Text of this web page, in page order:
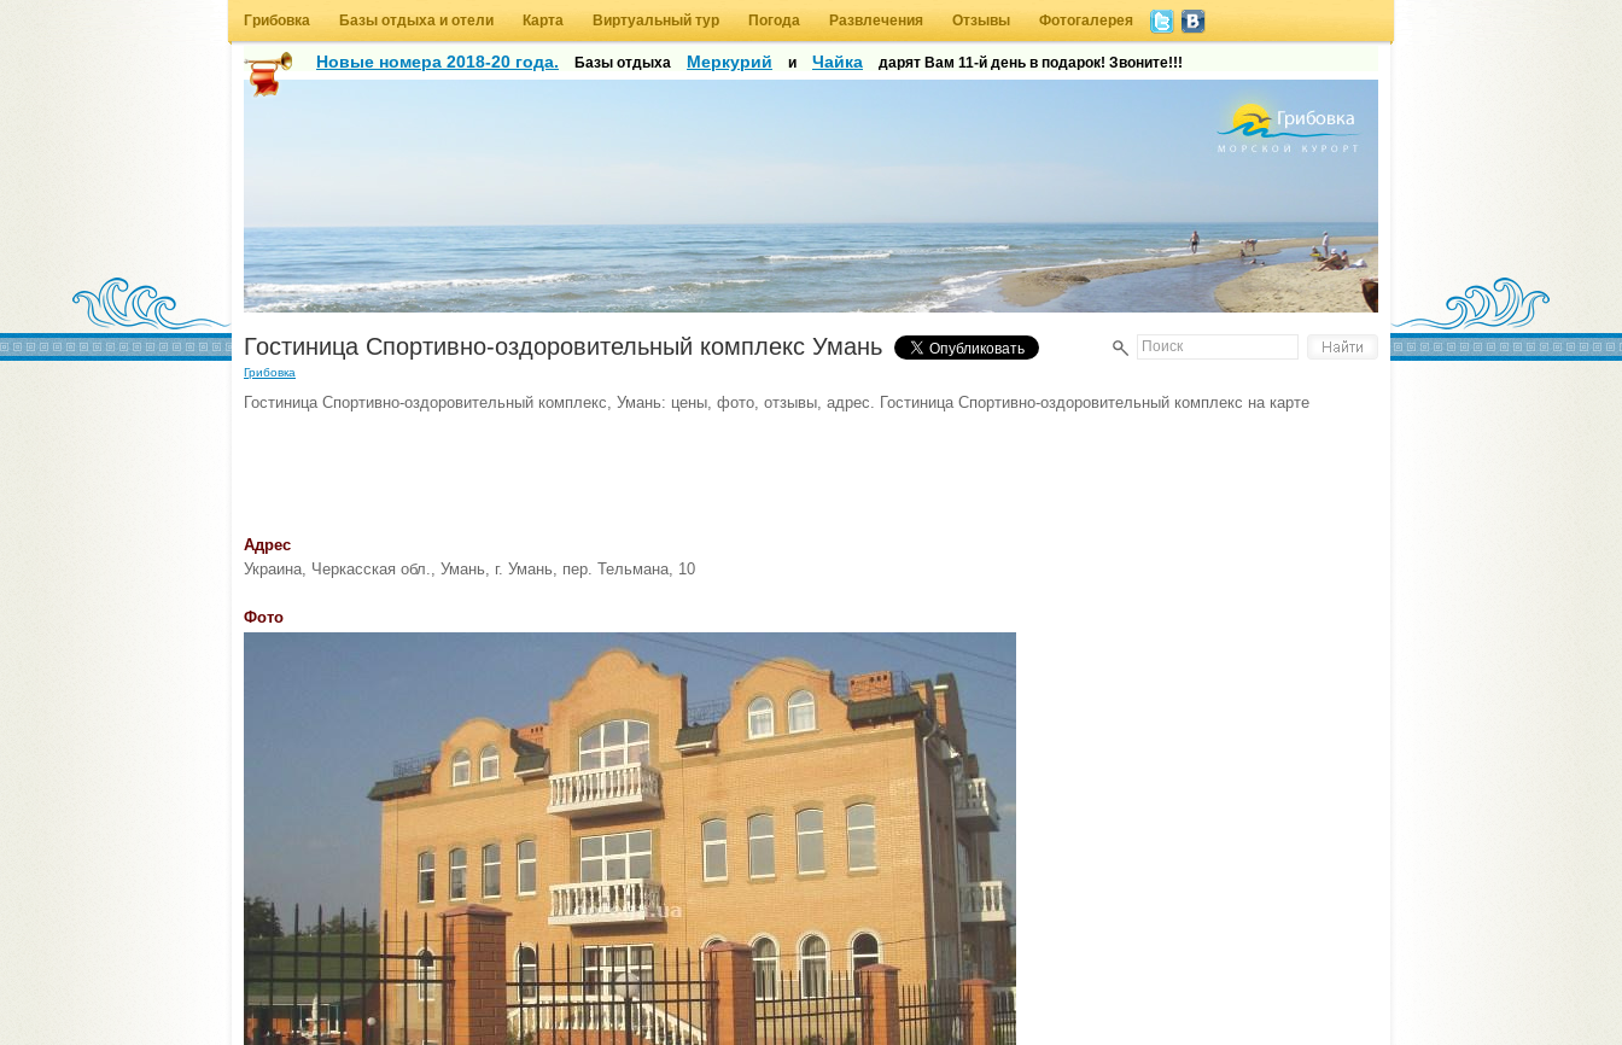
Грибовка Базы отдыха и отели Карта Виртуальный тур Погода Развлечения Отзывы Фотогалерея
Новые номера 2018-20 года. Базы отдыха Меркурий и Чайка дарят Вам 11-й день в подарок! Звоните!!!
Грибовка
Гостиница Спортивно-оздоровительный комплекс Умань
Гостиница Спортивно-оздоровительный комплекс, Умань: цены, фото, отзывы, адрес. Гостиница Спортивно-оздоровительный комплекс на карте
Адрес
Украина, Черкасская обл., Умань, г. Умань, пер. Тельмана, 10
Фото